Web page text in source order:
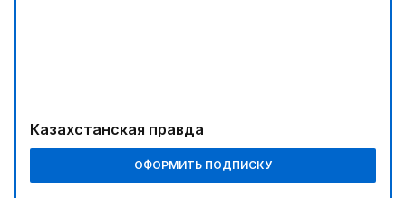
Казахстанская правда
ОФОРМИТЬ ПОДПИСКУ